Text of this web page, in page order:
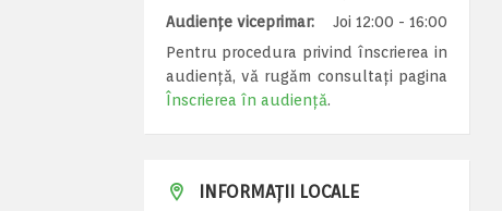
Audiențe viceprimar:
Joi 12:00 - 16:00
Pentru procedura privind înscrierea in
audiență, vă rugăm consultați pagina
Înscrierea în audiență.
INFORMAȚII LOCALE